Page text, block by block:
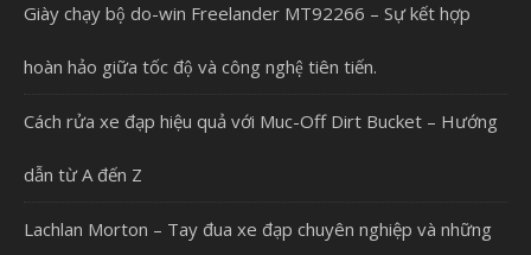
Giày chạy bộ do-win Freelander MT92266 – Sự kết hợp
hoàn hảo giữa tốc độ và công nghệ tiên tiến.
Cách rửa xe đạp hiệu quả với Muc-Off Dirt Bucket – Hướng
dẫn từ A đến Z
Lachlan Morton – Tay đua xe đạp chuyên nghiệp và những